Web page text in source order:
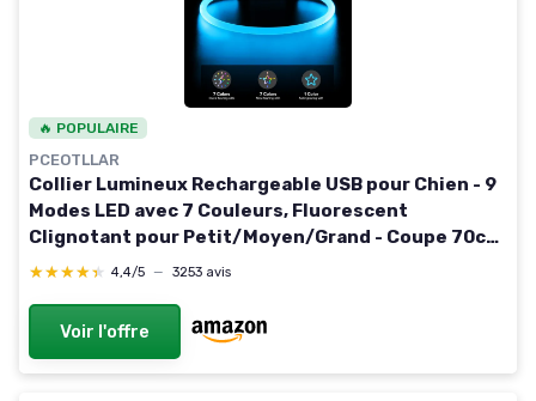
🔥 POPULAIRE
PCEOTLLAR
Collier Lumineux Rechargeable USB pour Chien - 9
Modes LED avec 7 Couleurs, Fluorescent
Clignotant pour Petit/Moyen/Grand - Coupe 70cm
Clair 70cm
★★★★★
★★★★★ 4,4/5 — 3253 avis
Voir l'offre